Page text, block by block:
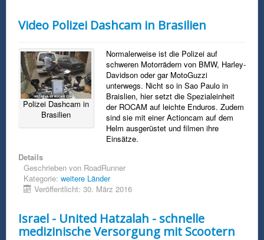
Video Polizei Dashcam in Brasilien
Polizei Dashcam in
Brasilien
Normalerweise ist die Polizei auf
schweren Motorrädern von BMW, Harley-
Davidson oder gar MotoGuzzi
unterwegs. Nicht so in Sao Paulo in
Braislien, hier setzt die Spezialeinheit
der ROCAM auf leichte Enduros. Zudem
sind sie mit einer Actioncam auf dem
Helm ausgerüstet und filmen ihre
Einsätze.
Details
Geschrieben von RoadRunner
Kategorie: weitere Länder
Veröffentlicht: 30. März 2016
Israel - United Hatzalah - schnelle
medizinische Versorgung mit Scootern